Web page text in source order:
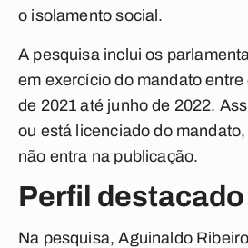
o isolamento social.
A pesquisa inclui os
em exercício do mandato
de 2021 até junho de 2022.
ou está licenciado do
não entra na publicação.
Perfil destacado
Na pesquisa, Aguinaldo